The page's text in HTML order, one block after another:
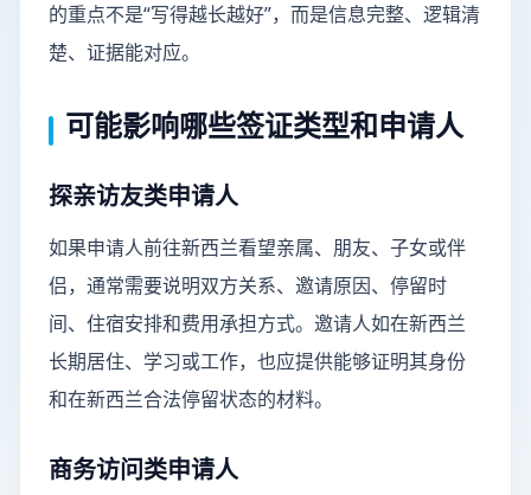
的重点不是“写得越长越好”，而是信息完整、逻辑清
楚、证据能对应。
可能影响哪些签证类型和申请人
探亲访友类申请人
如果申请人前往新西兰看望亲属、朋友、子女或伴
侣，通常需要说明双方关系、邀请原因、停留时
间、住宿安排和费用承担方式。邀请人如在新西兰
长期居住、学习或工作，也应提供能够证明其身份
和在新西兰合法停留状态的材料。
商务访问类申请人